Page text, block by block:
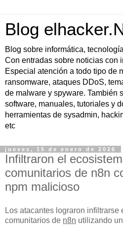
Blog
Blog sobre informática,
Con entradas sobre noticias con
Especial atención a todo tipo de
ransomware, ataques DDoS,
de malware y spyware. También
software, manuales, tutoriales y
herramientas de sysadmin,
etc
jueves, 15 de enero de 2026
Infiltraron el
comunitarios de n8n
npm malicioso
Los atacantes lograron
comunitarios de n8n utilizando